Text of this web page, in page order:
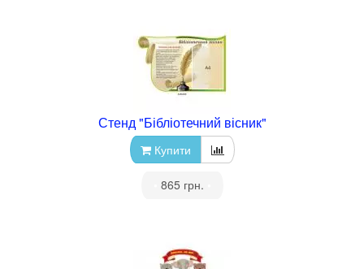
Стенд "Бібліотечний вісник"
Купити
865 грн.